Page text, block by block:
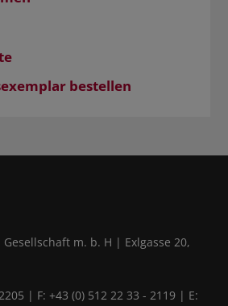
bestellen
m. b. H | Exlgasse 20,
| F: +43 (0) 512 22 33 - 2119 | E: